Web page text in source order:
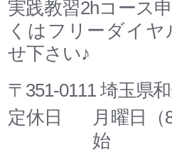
実践教習2hコース
くはフリーダイ
せ下さい♪
〒351-0111 埼玉県
定休日
月曜日
始